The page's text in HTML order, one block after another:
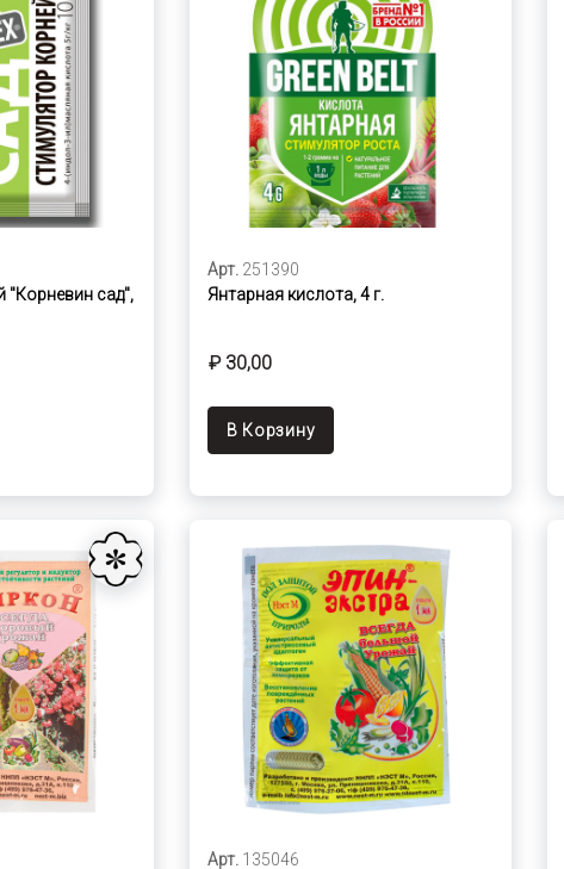
"Корневин сад",
Арт. 251390
Янтарная кислота, 4 г.
₽ 30,00
В Корзину
Арт. 135046